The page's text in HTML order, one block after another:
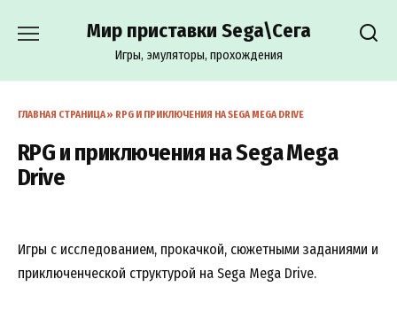
Мир приставки Sega\Сега
Игры, эмуляторы, прохождения
ГЛАВНАЯ СТРАНИЦА» RPG И ПРИКЛЮЧЕНИЯ НА SEGA MEGA DRIVE
RPG и приключения на Sega Mega
Drive
Игры с исследованием, прокачкой, сюжетными заданиями и
приключенческой структурой на Sega Mega Drive.